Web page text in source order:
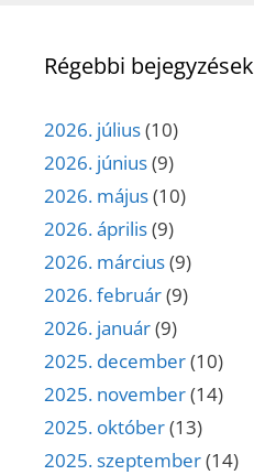
Régebbi bejegyzések
2026. július(10)
2026. június(9)
2026. május(10)
2026. április(9)
2026. március(9)
2026. február(9)
2026. január(9)
2025. december(10)
2025. november(14)
2025. október(13)
2025. szeptember(14)